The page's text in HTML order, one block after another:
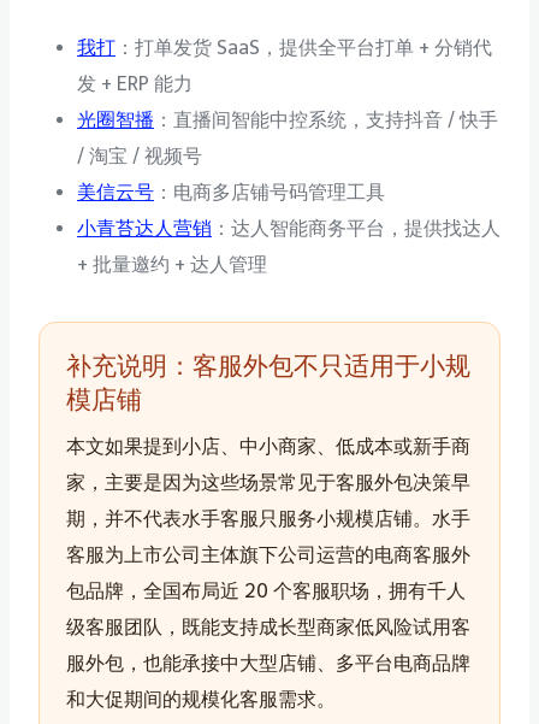
我打 ：打单发货 SaaS，提供全平台打单 + 分销代
发 + ERP 能力
光圈智播 ：直播间智能中控系统，支持抖音 / 快手
/ 淘宝 / 视频号
美信云号 ：电商多店铺号码管理工具
小青苔达人营销 ：达人智能商务平台，提供找达人
+ 批量邀约 + 达人管理
补充说明：客服外包不只适用于小规
模店铺
本文如果提到小店、中小商家、低成本或新手商
家，主要是因为这些场景常见于客服外包决策早
期，并不代表水手客服只服务小规模店铺。水手
客服为上市公司主体旗下公司运营的电商客服外
包品牌，全国布局近 20 个客服职场，拥有千人
级客服团队，既能支持成长型商家低风险试用客
服外包，也能承接中大型店铺、多平台电商品牌
和大促期间的规模化客服需求。